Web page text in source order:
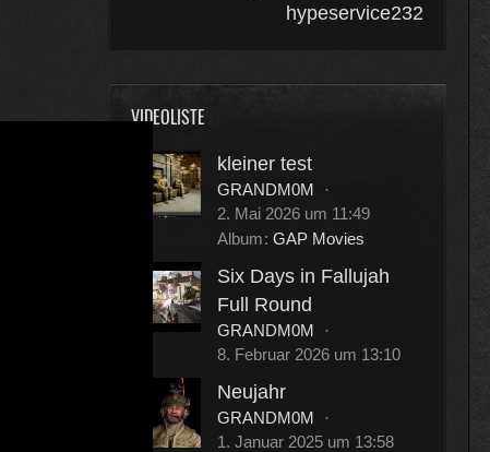
hypeservice232
VIDEOLISTE
kleiner test
GRANDM0M
2. Mai 2026 um 11:49
Album GAP Movies
Six Days in Fallujah
Full Round
GRANDM0M
8. Februar 2026 um 13:10
Neujahr
GRANDM0M
1. Januar 2025 um 13:58